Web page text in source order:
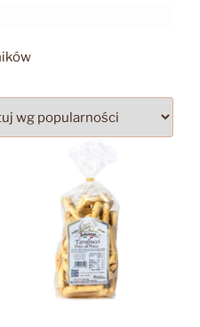
Posortowane
popularności